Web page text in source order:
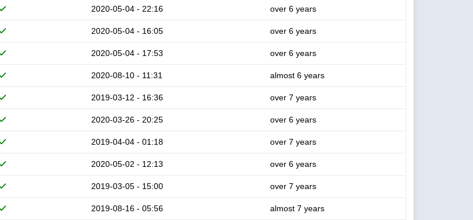
2020-05-04 - 22:16 over 6 years
2020-05-04 - 16:05 over 6 years
2020-05-04 - 17:53 over 6 years
2020-08-10 - 11:31 almost 6 years
2019-03-12 - 16:36 over 7 years
2020-03-26 - 20:25 over 6 years
2019-04-04 - 01:18 over 7 years
2020-05-02 - 12:13 over 6 years
2019-03-05 - 15:00 over 7 years
2019-08-16 - 05:56 almost 7 years